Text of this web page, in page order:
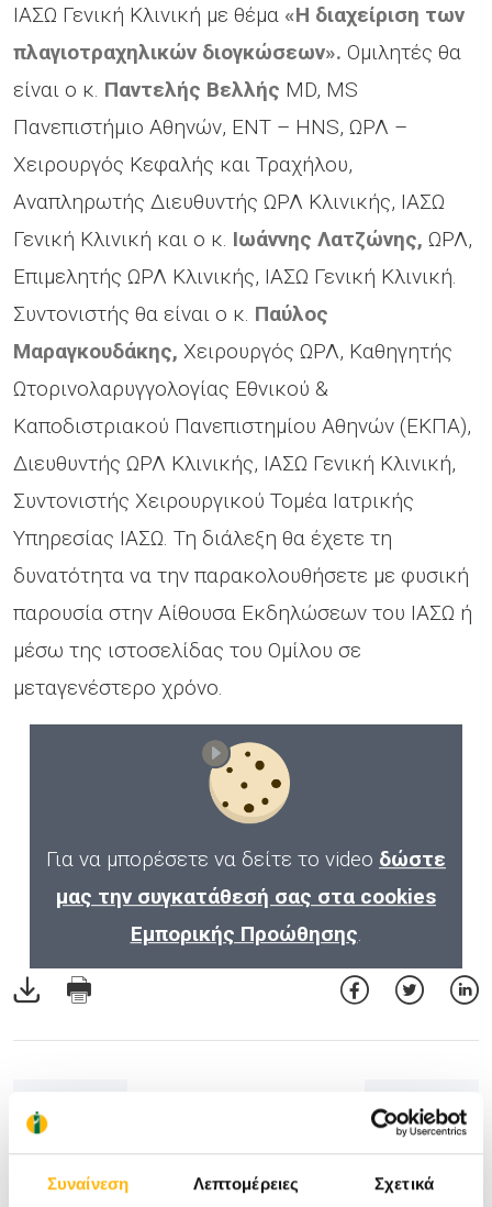
Συναίνεση Λεπτομέρειες Σχετικά
ΙΑΣΩ Γενική Κλινική με θέμα «Η διαχείριση των
πλαγιοτραχηλικών διογκώσεων». Ομιλητές θα
είναι ο κ. Παντελής Βελλής MD, MS
Πανεπιστήμιο Αθηνών, ENT – HNS, ΩΡΛ –
Χειρουργός Κεφαλής και Τραχήλου,
Αναπληρωτής Διευθυντής ΩΡΛ Κλινικής, ΙΑΣΩ
Γενική Κλινική και ο κ. Ιωάννης Λατζώνης, ΩΡΛ,
Επιμελητής ΩΡΛ Κλινικής, ΙΑΣΩ Γενική Κλινική.
Συντονιστής θα είναι ο κ. Παύλος
Μαραγκουδάκης, Χειρουργός ΩΡΛ, Καθηγητής
Ωτορινολαρυγγολογίας Εθνικού &
Καποδιστριακού Πανεπιστημίου Αθηνών (ΕΚΠΑ),
Διευθυντής ΩΡΛ Κλινικής, ΙΑΣΩ Γενική Κλινική,
Συντονιστής Χειρουργικού Τομέα Ιατρικής
Υπηρεσίας ΙΑΣΩ. Τη διάλεξη θα έχετε τη
δυνατότητα να την παρακολουθήσετε με φυσική
παρουσία στην Αίθουσα Εκδηλώσεων του ΙΑΣΩ ή
μέσω της ιστοσελίδας του Ομίλου σε
μεταγενέστερο χρόνο.
Για να μπορέσετε να δείτε το video δώστε
μας την συγκατάθεσή σας στα cookies
Εμπορικής Προώθησης.